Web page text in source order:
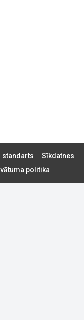
standarts
Sīkdatnes
politika